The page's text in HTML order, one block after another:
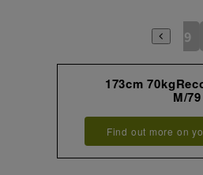
M/79
173cm
M/79
Find out more on